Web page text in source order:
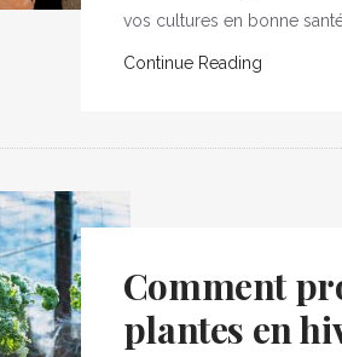
vos cultures en bonne santé
Continue Reading
Comment
plantes en